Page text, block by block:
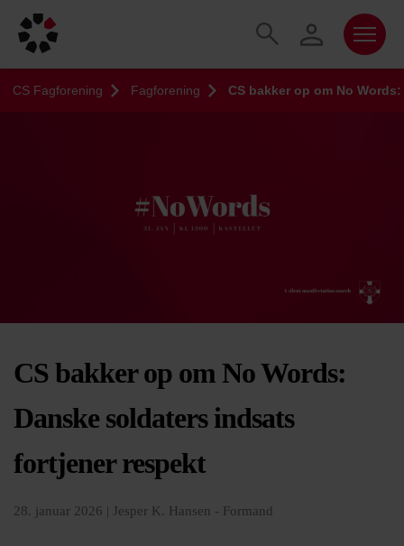
CS Fagforening Fagforening CS bakker op om No
CS bakker op om No Words:
Danske soldaters indsats
fortjener respekt
28. januar 2026 | Jesper K. Hansen - Formand